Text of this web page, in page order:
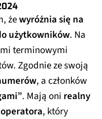
żewyróżnia się na
użytkowników. Na
terminowymi
Zgodnie ze swoją
, a członków
. Mają oni realny
, który